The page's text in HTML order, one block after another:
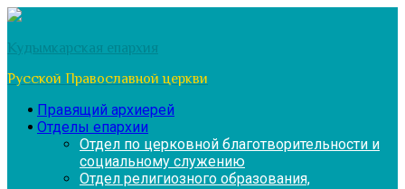
Перейти
содержимому
Кудымкарская епархия
Русской Православной церкви
Правящий архиерей
Отделы епархии
Отдел по церковной благотворительности и
социальному служению
Отдел религиозного образования,